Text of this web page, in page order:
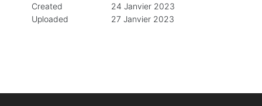
Created
24 Janvier 2023
Uploaded
27 Janvier 2023